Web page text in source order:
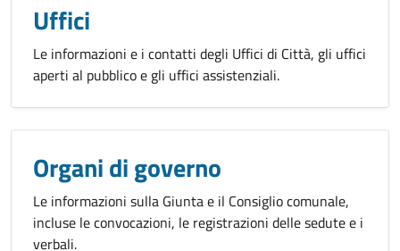
Uffici
Le informazioni e i contatti degli Uffici di Città, gli uffici
aperti al pubblico e gli uffici assistenziali.
Organi di governo
Le informazioni sulla Giunta e il Consiglio comunale,
incluse le convocazioni, le registrazioni delle sedute e i
verbali.